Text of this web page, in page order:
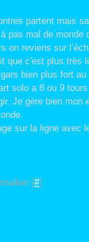
partent mais
pas mal de
on reviens sur
que c'est plus très
bien plus fort
solo a 8 ou 9
Je gère bien
sur la ligne avec
[#]